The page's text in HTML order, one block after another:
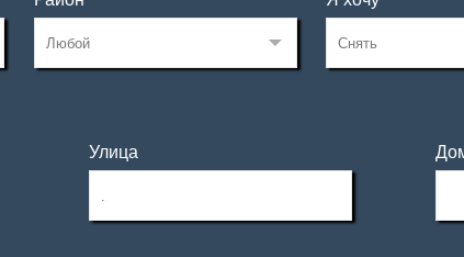
Улица